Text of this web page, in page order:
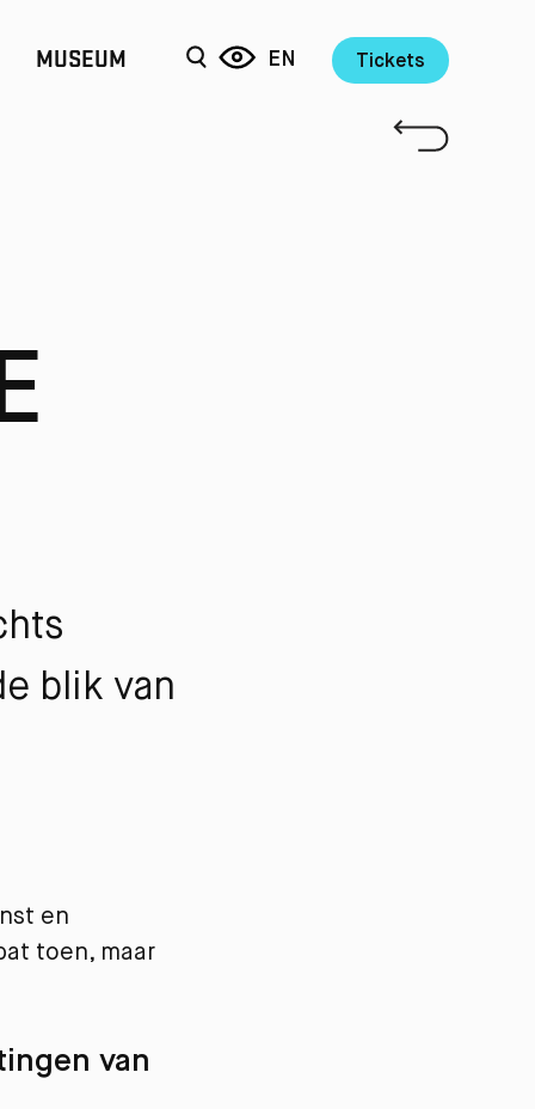
MUSEUM EN Tickets
blik van
en
toen, maar
van